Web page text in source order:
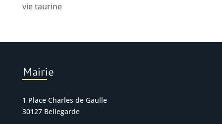
vie taurine
Mairie
1 Place Charles de Gaulle
30127 Bellegarde